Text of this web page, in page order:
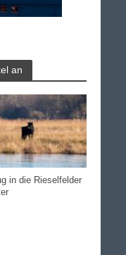
an
in die Rieselfelder